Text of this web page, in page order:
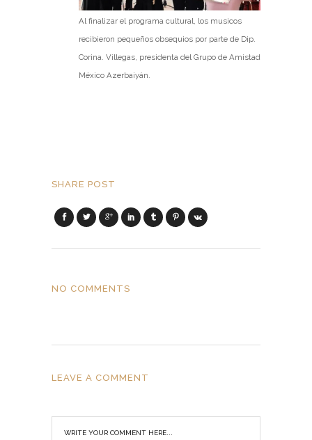
Al finalizar el programa cultural, los musicos
recibieron pequeños obsequios por parte de Dip.
Corina. Villegas, presidenta del Grupo de Amistad
México Azerbaiyán.
SHARE POST
NO COMMENTS
LEAVE A COMMENT